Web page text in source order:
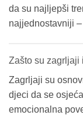
da su najljepši
najjednostavniji
Zašto su zagrljaji
Zagrljaji su
djeci da se
emocionalna